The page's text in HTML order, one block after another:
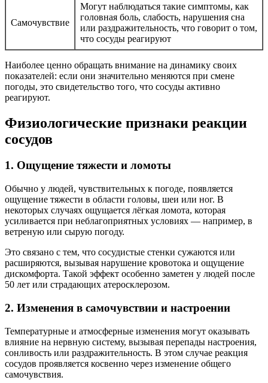
Самочувствие
Могут наблюдаться такие симптомы, как
головная боль, слабость, нарушения сна
или раздражительность, что говорит о том,
что сосуды реагируют
Наиболее ценно обращать внимание на динамику своих
показателей: если они значительно меняются при смене
погоды, это свидетельство того, что сосуды активно
реагируют.
Физиологические признаки реакции
сосудов
1. Ощущение тяжести и ломоты
Обычно у людей, чувствительных к погоде, появляется
ощущение тяжести в области головы, шеи или ног. В
некоторых случаях ощущается лёгкая ломота, которая
усиливается при неблагоприятных условиях — например, в
ветреную или сырую погоду.
Это связано с тем, что сосудистые стенки сужаются или
расширяются, вызывая нарушение кровотока и ощущение
дискомфорта. Такой эффект особенно заметен у людей после
50 лет или страдающих атеросклерозом.
2. Изменения в самочувствии и настроении
Температурные и атмосферные изменения могут оказывать
влияние на нервную систему, вызывая перепады настроения,
сонливость или раздражительность. В этом случае реакция
сосудов проявляется косвенно через изменение общего
самочувствия.